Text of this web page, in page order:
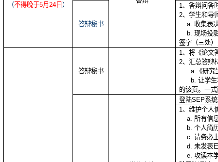
（不得晚于5月 24 日 ）
答辩秘书
1、答辩问答
2、学生和导
a. 收集表
b.现场投
签字（三处
答辩秘书
1、将《论文
2、汇总答辩
a. 《研
b.让学
的该页。一
登陆SEP系
1、维护个人
a.所有信
b.个人简
c.请务必
d.未发表
e.攻读本